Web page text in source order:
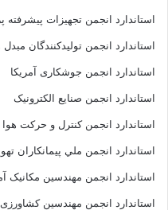
استاندارد انجمن تجهیزات
استاندارد انجمن توليدکنندگان
استاندارد انجمن جوشکاری آمریکا
استاندارد انجمن صنايع الکترونيک
استاندارد انجمن کنترل و حرکت هوا
استاندارد انجمن ملي پيمانکاران
استاندارد انجمن مهندسين مکانيک
استاندارد انجمن مهندسین کشاورزی